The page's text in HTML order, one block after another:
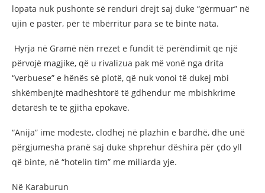
lopata nuk pushonte së renduri drejt saj duke “gërmuar” në
ujin e pastër, për të mbërritur para se të binte nata.
Hyrja në Gramë nën rrezet e fundit të perëndimit qe një
përvojë magjike, që u rivalizua pak më vonë nga drita
“verbuese” e hënës së plotë, që nuk vonoi të dukej mbi
shkëmbenjtë madhështorë të gdhendur me mbishkrime
detarësh të të gjitha epokave.
“Anija” ime modeste, clodhej në plazhin e bardhë, dhe unë
përgjumesha pranë saj duke shprehur dëshira për çdo yll
që binte, në “hotelin tim” me miliarda yje.
Në Karaburun